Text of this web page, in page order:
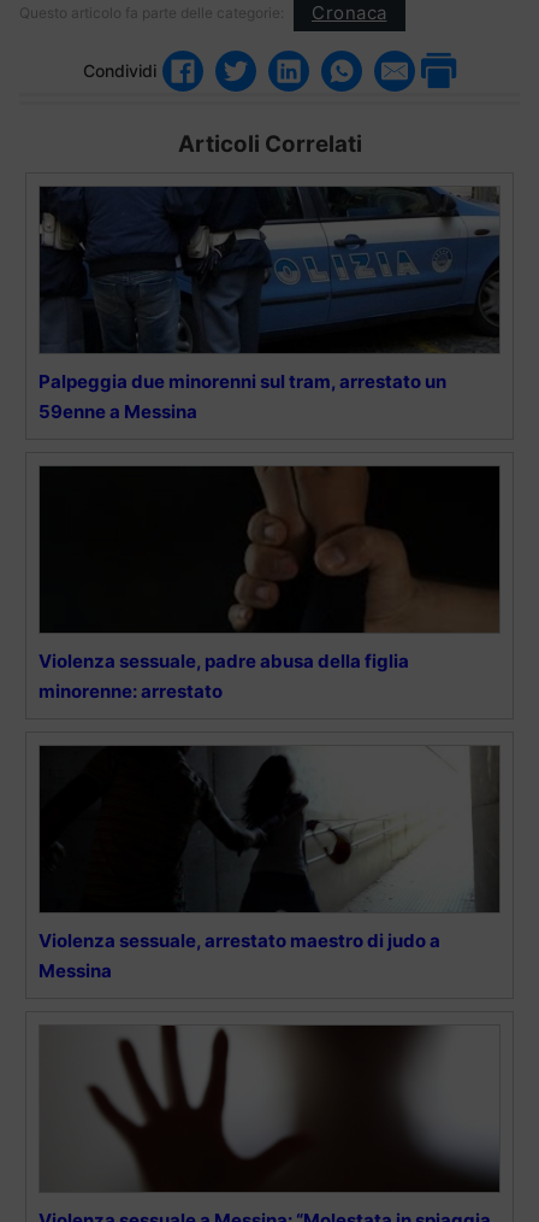
Questo articolo fa parte delle categorie: Cronaca
Condividi
Articoli Correlati
Palpeggia due minorenni sul tram, arrestato un
59enne a Messina
Violenza sessuale, padre abusa della figlia
minorenne: arrestato
Violenza sessuale, arrestato maestro di judo a
Messina